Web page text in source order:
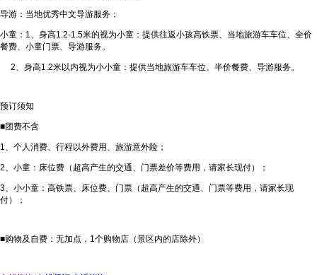
导游：当地优秀中文导游服务；
小童：1、身高1.2-1.5米的视为小童：提供往返小孩高铁票、当地旅游车车位、全价
餐费、小童门票、导游服务。
2、身高1.2米以内视为小小童：提供当地旅游车车位、半价餐费、导游服务。
预订须知
■团费不含
1、个人消费、行程以外费用、旅游意外险；
2、小童：床位费（超高产生的交通、门票差价等费用，请家长现付）；
3、小小童：高铁票、床位费、门票（超高产生的交通、门票等费用，请家长现
付）；
■购物及自费：无加点，1个购物店（景区内的店除外）